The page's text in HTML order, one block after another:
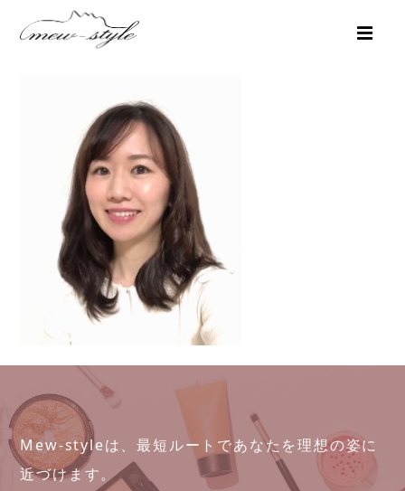
Mew-styleは、最短ルートであなたを理想の姿に
近づけます。